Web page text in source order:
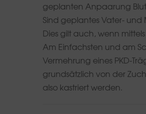
geplanten Anpaarung
Sind geplantes Vater-
Dies gilt auch, wenn
Am Einfachsten und am
Vermehrung eines PKD-
grundsätzlich von der
also kastriert werden.